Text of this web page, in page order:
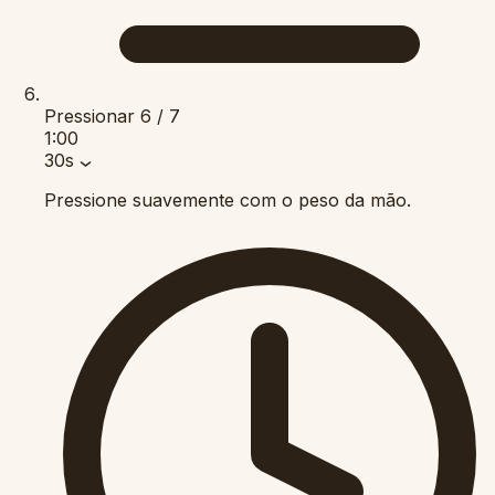
Pressionar 6 / 7
1:00
30s
Pressione suavemente com o peso da mão.